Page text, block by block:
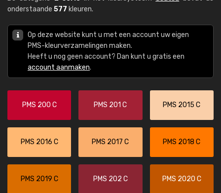
onderstaande 577 kleuren.
Op deze website kunt u met een account uw eigen
PMS-kleurverzamelingen maken.
Heeft u nog geen account? Dan kunt u gratis een
account aanmaken.
PMS 200 C PMS 201 C PMS 2015 C
PMS 2016 C PMS 2017 C PMS 2018 C
PMS 2019 C PMS 202 C PMS 2020 C